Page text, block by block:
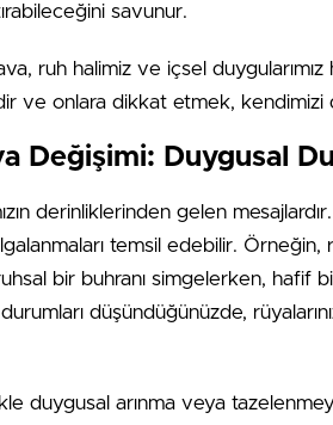
savunur.
ruh halimiz ve içsel
ve onlara dikkat etmek, kendimizi
Değişimi: Duygusal
derinliklerinden gelen
temsil edebilir. Örneğin,
bir buhranı simgelerken, hafif
düşündüğünüzde,
duygusal arınma veya